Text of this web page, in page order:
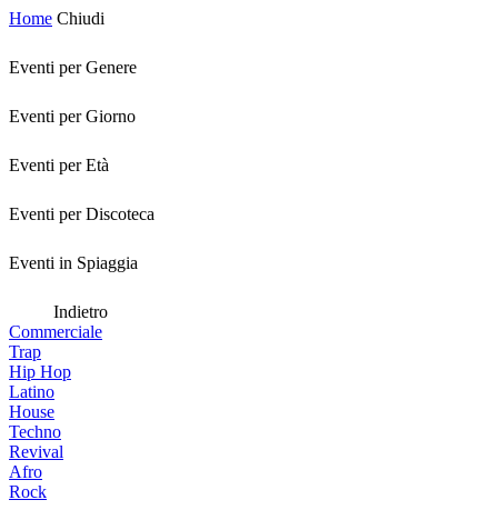
Home Chiudi
Eventi per Genere
Eventi per Giorno
Eventi per Età
Eventi per Discoteca
Eventi in Spiaggia
Indietro
Commerciale
Trap
Hip Hop
Latino
House
Techno
Revival
Afro
Rock